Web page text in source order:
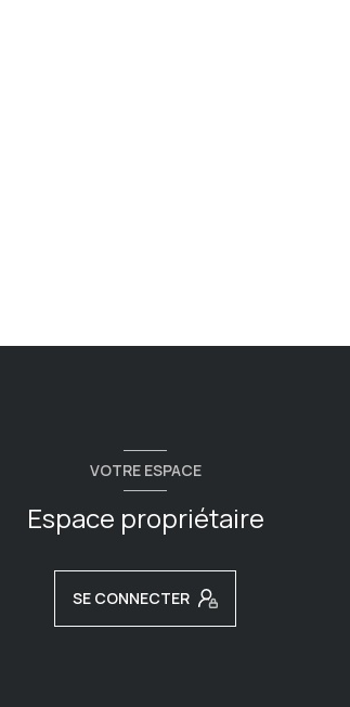
VOTRE ESPACE
Espace propriétaire
SE CONNECTER